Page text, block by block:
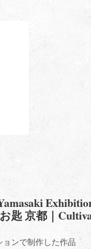
匙 京都｜
ンで制作した作品